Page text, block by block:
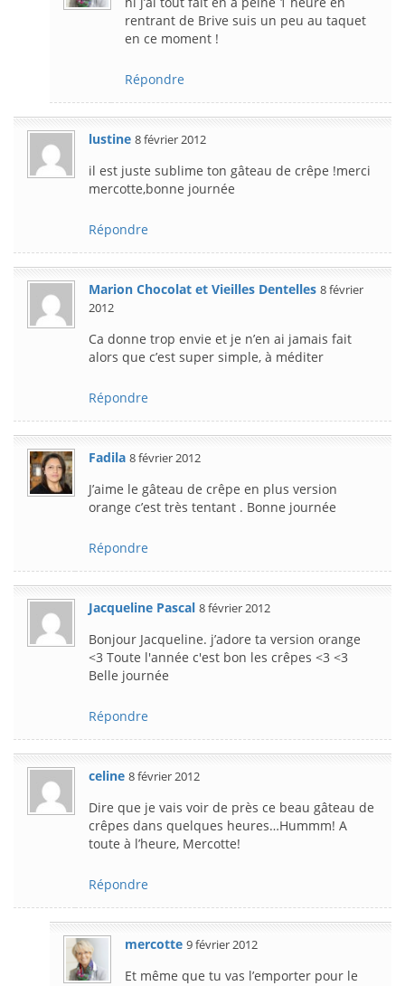
rentrant de Brive suis un peu au taquet
en ce moment !
Répondre
lustine 8 février 2012
il est juste sublime ton gâteau de crêpe !merci
mercotte,bonne journée
Répondre
Marion Chocolat et Vieilles Dentelles 8 février
2012
Ca donne trop envie et je n’en ai jamais fait
alors que c’est super simple, à méditer
Répondre
Fadila 8 février 2012
J’aime le gâteau de crêpe en plus version
orange c’est très tentant . Bonne journée
Répondre
Jacqueline Pascal 8 février 2012
Bonjour Jacqueline. j’adore ta version orange
<3 Toute l'année c'est bon les crêpes <3 <3
Belle journée
Répondre
celine 8 février 2012
Dire que je vais voir de près ce beau gâteau de
crêpes dans quelques heures…Hummm! A
toute à l’heure, Mercotte!
Répondre
mercotte 9 février 2012
Et même que tu vas l’emporter pour le